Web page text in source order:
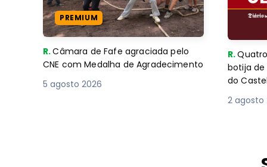
PREMIUM
R.Câmara de Fafe agraciada pelo
CNE com Medalha de Agradecimento
5 agosto 2026
R.
botija
do
2 agosto